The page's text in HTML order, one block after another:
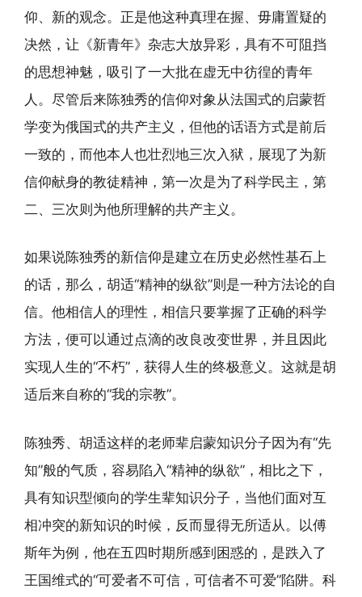
仰、新的观念。正是他这种真理在握、毋庸置疑的
决然，让《新青年》杂志大放异彩，具有不可阻挡
的思想神魅，吸引了一大批在虚无中彷徨的青年
人。尽管后来陈独秀的信仰对象从法国式的启蒙哲
学变为俄国式的共产主义，但他的话语方式是前后
一致的，而他本人也壮烈地三次入狱，展现了为新
信仰献身的教徒精神，第一次是为了科学民主，第
二、三次则为他所理解的共产主义。
如果说陈独秀的新信仰是建立在历史必然性基石上
的话，那么，胡适“精神的纵欲”则是一种方法论的自
信。他相信人的理性，相信只要掌握了正确的科学
方法，便可以通过点滴的改良改变世界，并且因此
实现人生的“不朽”，获得人生的终极意义。这就是胡
适后来自称的“我的宗教”。
陈独秀、胡适这样的老师辈启蒙知识分子因为有“先
知”般的气质，容易陷入“精神的纵欲”，相比之下，
具有知识型倾向的学生辈知识分子，当他们面对互
相冲突的新知识的时候，反而显得无所适从。以傅
斯年为例，他在五四时期所感到困惑的，是跌入了
王国维式的“可爱者不可信，可信者不可爱”陷阱。科